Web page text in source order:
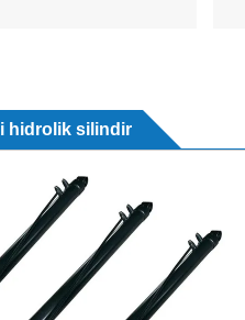
hidrolik silindir